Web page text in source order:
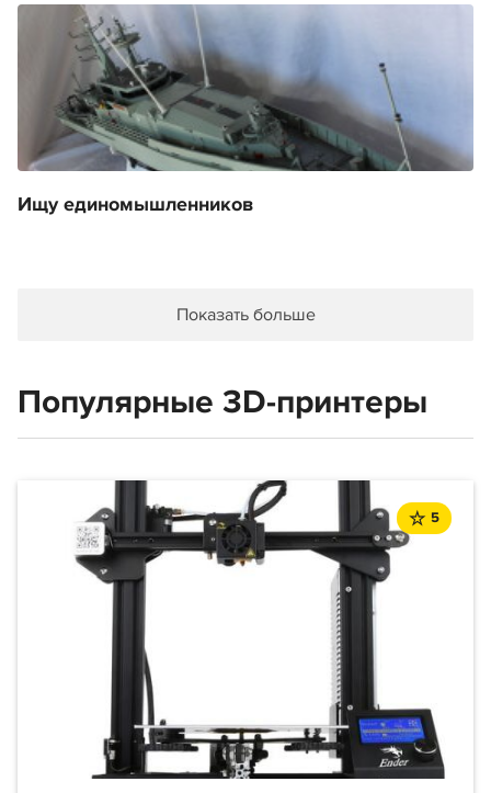
Ищу единомышленников
Показать больше
Популярные 3D-принтеры
5